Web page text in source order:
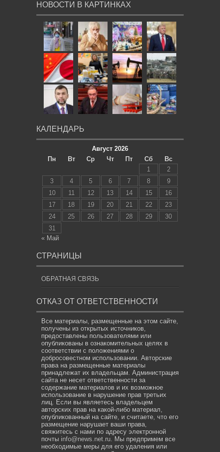
НОВОСТИ В КАРТИНКАХ
КАЛЕНДАРЬ
Август 2026
Пн
Вт Ср Чт Пт Сб
Вс
1
2
3
4 5 6 7 8
9
10
11 12 13 14 15
16
17
18 19 20 21 22
23
24
25 26 27 28 29
30
31
« Май
СТРАНИЦЫ
ОБРАТНАЯ СВЯЗЬ
ОТКАЗ ОТ ОТВЕТСТВЕННОСТИ
Все материалы, размещенные на этом сайте,
получены из открытых источников,
предоставлены пользователями или
опубликованы в ознакомительных целях в
соответствии с положениями о
добросовестном использовании. Авторские
права на размещенные материалы
принадлежат их владельцам. Администрация
сайта не несет ответственности за
содержание материалов и их возможное
использование в нарушение прав третьих
лиц. Если вы являетесь владельцем
авторских прав на какой-либо материал,
опубликованный на сайте, и считаете, что его
размещение нарушает ваши права,
свяжитесь с нами по адресу электронной
почты info@news.net.ru. Мы предпримем все
необходимые меры для его удаления или